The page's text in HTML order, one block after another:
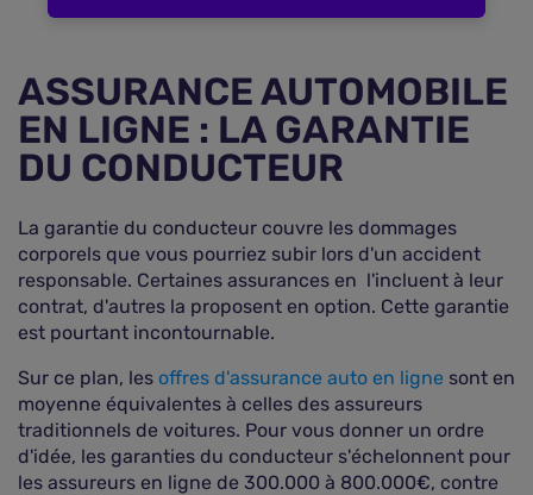
ASSURANCE AUTOMOBILE
EN LIGNE : LA GARANTIE
DU CONDUCTEUR
La garantie du conducteur couvre les dommages
corporels que vous pourriez subir lors d'un accident
responsable. Certaines assurances en l'incluent à leur
contrat, d'autres la proposent en option. Cette garantie
est pourtant incontournable.
Sur ce plan, les offres d'assurance auto en ligne sont en
moyenne équivalentes à celles des assureurs
traditionnels de voitures. Pour vous donner un ordre
d'idée, les garanties du conducteur s'échelonnent pour
les assureurs en ligne de 300.000 à 800.000€, contre